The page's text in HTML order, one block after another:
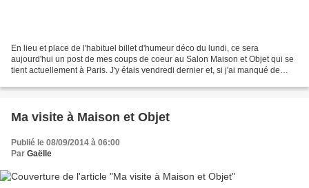
En lieu et place de l'habituel billet d'humeur déco du lundi, ce sera
aujourd'hui un post de mes coups de coeur au Salon Maison et Objet qui se
tient actuellement à Paris. J'y étais vendredi dernier et, si j'ai manqué de
Ma visite à Maison et Objet
Publié le 08/09/2014 à 06:00
Par Gaëlle